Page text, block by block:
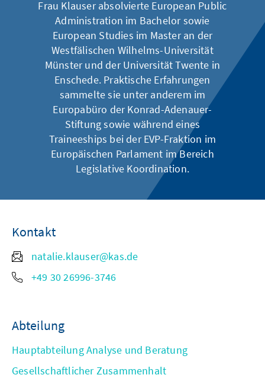
Frau Klauser absolvierte European Public
Administration im Bachelor sowie
European Studies im Master an der
Westfälischen Wilhelms-Universität
Münster und der Universität Twente in
Enschede. Praktische Erfahrungen
sammelte sie unter anderem im
Europabüro der Konrad-Adenauer-
Stiftung sowie während eines
Traineeships bei der EVP-Fraktion im
Europäischen Parlament im Bereich
Legislative Koordination.
Kontakt
natalie.klauser@kas.de
+49 30 26996-3746
Abteilung
Hauptabteilung Analyse und Beratung
Gesellschaftlicher Zusammenhalt